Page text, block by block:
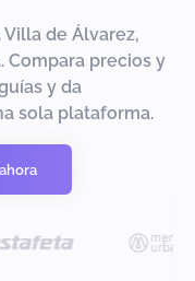
Villa de Álvarez,
Compara precios y
y da
sola plataforma.